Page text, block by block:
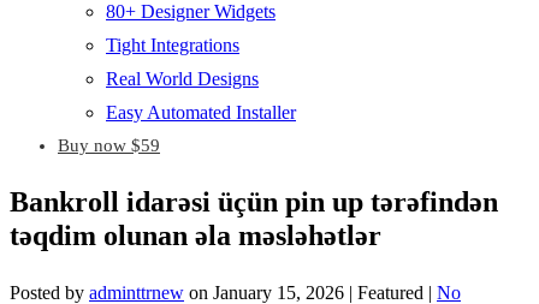
80+ Designer Widgets
Tight Integrations
Real World Designs
Easy Automated Installer
Buy now $59
Bankroll idarəsi üçün pin up tərəfindən
təqdim olunan əla məsləhətlər
Posted by adminttrnew on January 15, 2026 | Featured | No